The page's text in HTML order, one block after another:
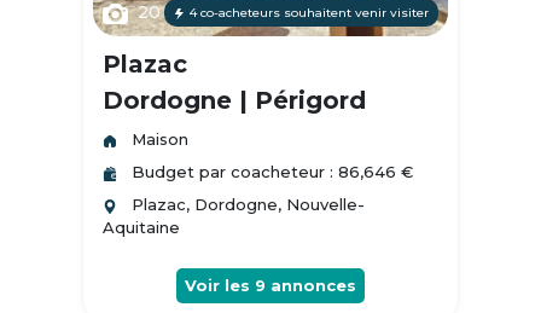
20 4 co-acheteurs souhaitent venir visiter
Plazac
Dordogne | Périgord
Maison
Budget par coacheteur : 86,646 €
Plazac, Dordogne, Nouvelle-
Aquitaine
Voir les 9 annonces